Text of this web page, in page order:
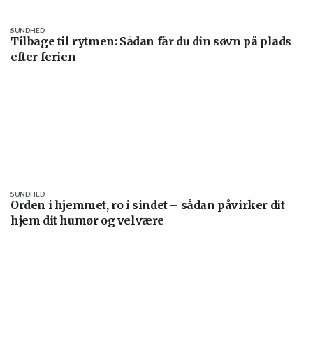
Tilbage til rytmen: Sådan får du din søvn på plads
efter ferien
SUNDHED
Orden i hjemmet, ro i sindet – sådan påvirker dit
hjem dit humør og velvære
SUNDHED